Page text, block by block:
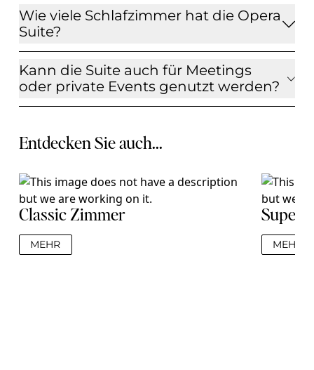
Wie viele Schlafzimmer hat die Opera
Suite?
Kann die Suite auch für Meetings
oder private Events genutzt werden?
Entdecken Sie auch...
Classic Zimmer
MEHR MEHR